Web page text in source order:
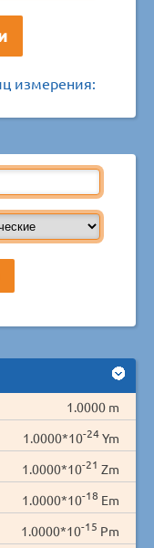
измерения:
1.0000 m
1.0000*10-24Ym
1.0000*10-21 Zm
1.0000*10-18 Em
1.0000*10-15 Pm